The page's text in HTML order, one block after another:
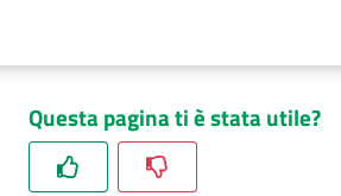
Questa pagina ti è stata utile?